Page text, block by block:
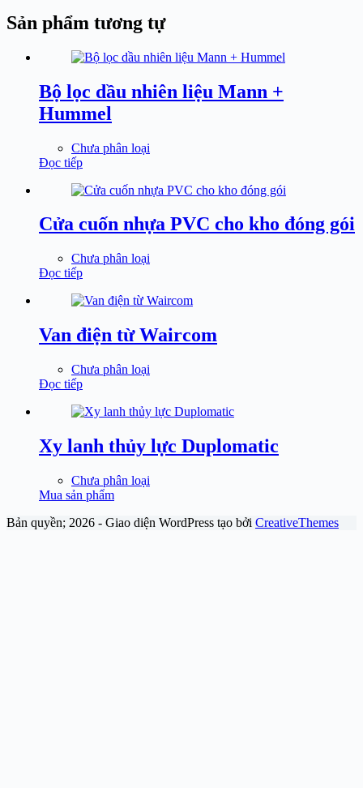
Sản phẩm tương tự
Bộ lọc dầu nhiên liệu Mann +
Hummel
Chưa phân loại
Đọc tiếp
Cửa cuốn nhựa PVC cho kho đóng gói
Chưa phân loại
Đọc tiếp
Van điện từ Waircom
Chưa phân loại
Đọc tiếp
Xy lanh thủy lực Duplomatic
Chưa phân loại
Mua sản phẩm
Bản quyền; 2026 - Giao diện WordPress tạo bởi CreativeThemes